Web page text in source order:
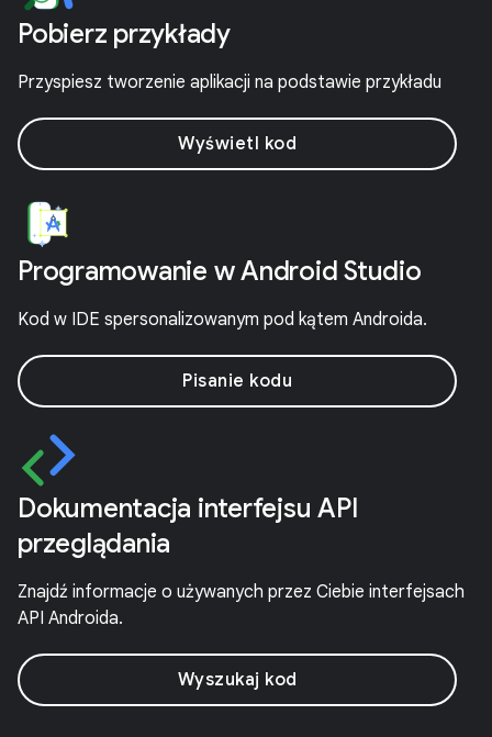
Pobierz przykłady
Przyspiesz tworzenie aplikacji na podstawie przykładu
Wyświetl kod
Programowanie w Android Studio
Kod w IDE spersonalizowanym pod kątem Androida.
Pisanie kodu
Dokumentacja interfejsu API
przeglądania
Znajdź informacje o używanych przez Ciebie interfejsach
API Androida.
Wyszukaj kod